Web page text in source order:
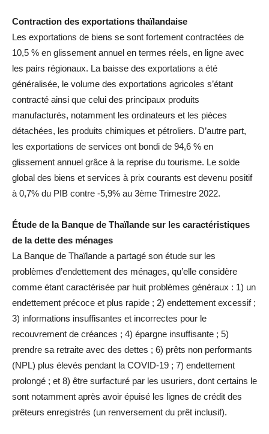
Contraction des exportations thaïlandaise
Les exportations de biens se sont fortement contractées de
10,5 % en glissement annuel en termes réels, en ligne avec
les pairs régionaux. La baisse des exportations a été
généralisée, le volume des exportations agricoles s’étant
contracté ainsi que celui des principaux produits
manufacturés, notamment les ordinateurs et les pièces
détachées, les produits chimiques et pétroliers. D’autre part,
les exportations de services ont bondi de 94,6 % en
glissement annuel grâce à la reprise du tourisme. Le solde
global des biens et services à prix courants est devenu positif
à 0,7% du PIB contre -5,9% au 3ème Trimestre 2022.
Étude de la Banque de Thaïlande sur les caractéristiques
de la dette des ménages
La Banque de Thaïlande a partagé son étude sur les
problèmes d’endettement des ménages, qu’elle considère
comme étant caractérisée par huit problèmes généraux : 1) un
endettement précoce et plus rapide ; 2) endettement excessif ;
3) informations insuffisantes et incorrectes pour le
recouvrement de créances ; 4) épargne insuffisante ; 5)
prendre sa retraite avec des dettes ; 6) prêts non performants
(NPL) plus élevés pendant la COVID-19 ; 7) endettement
prolongé ; et 8) être surfacturé par les usuriers, dont certains le
sont notamment après avoir épuisé les lignes de crédit des
prêteurs enregistrés (un renversement du prêt inclusif).